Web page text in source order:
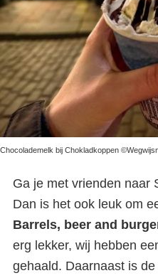
Chocolademelk bij Chokladkoppen
Ga je met vrienden naar
Dan is het ook leuk om
Barrels, beer and
erg lekker, wij hebben
gehaald. Daarnaast is